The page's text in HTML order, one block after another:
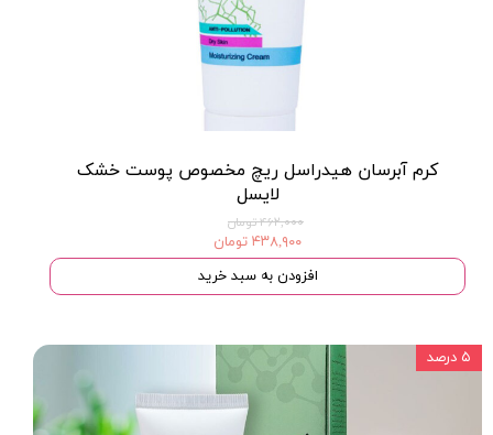
کرم آبرسان هیدراسل ریچ مخصوص پوست خشک
لایسل
۴۶۲,۰۰۰ تومان
۴۳۸,۹۰۰ تومان
افزودن به سبد خرید
۵ درصد